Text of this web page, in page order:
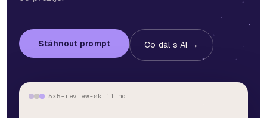
Stáhnout prompt Co dál s AI →
5x5-review-skill.md